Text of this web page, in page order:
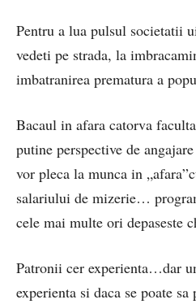
Pentru a lua pulsul societatii
vedeti pe strada, la
imbatranirea prematura a
Bacaul in afara catorva
putine perspective de
vor pleca la munca in
salariului de mizerie…
cele mai multe ori depaseste
Patronii cer experienta…dar
experienta si daca se poate